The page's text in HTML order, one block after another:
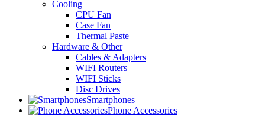
Cooling
CPU Fan
Case Fan
Thermal Paste
Hardware & Other
Cables & Adapters
WIFI Routers
WIFI Sticks
Disc Drives
Smartphones
Phone Accessories